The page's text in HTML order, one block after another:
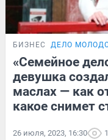
БИЗНЕС ДЕЛО
«Семейное
девушка
маслах — как
какое снимет
26 июля, 2023, 16:30